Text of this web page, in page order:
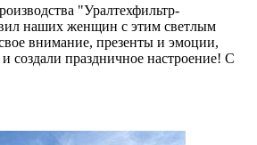
"Уралтехфильтр-
наших женщин с этим светлым
внимание, презенты и эмоции,
создали праздничное настроение! С